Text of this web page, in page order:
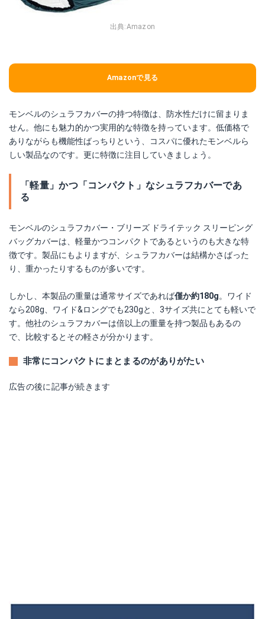
出典:Amazon
Amazonで見る
モンベルのシュラフカバーの持つ特徴は、防水性だけに留まりま
せん。他にも魅力的かつ実用的な特徴を持っています。低価格で
ありながらも機能性ばっちりという、コスパに優れたモンベルら
しい製品なのです。更に特徴に注目していきましょう。
「軽量」かつ「コンパクト」なシュラフカバーであ
る
モンベルのシュラフカバー・ブリーズ ドライテック スリーピング
バッグカバーは、軽量かつコンパクトであるというのも大きな特
徴です。製品にもよりますが、シュラフカバーは結構かさばった
り、重かったりするものが多いです。
しかし、本製品の重量は通常サイズであれば僅か約180g。ワイド
なら208g、ワイド&ロングでも230gと、3サイズ共にとても軽いで
す。他社のシュラフカバーは倍以上の重量を持つ製品もあるの
で、比較するとその軽さが分かります。
非常にコンパクトにまとまるのがありがたい
広告の後に記事が続きます